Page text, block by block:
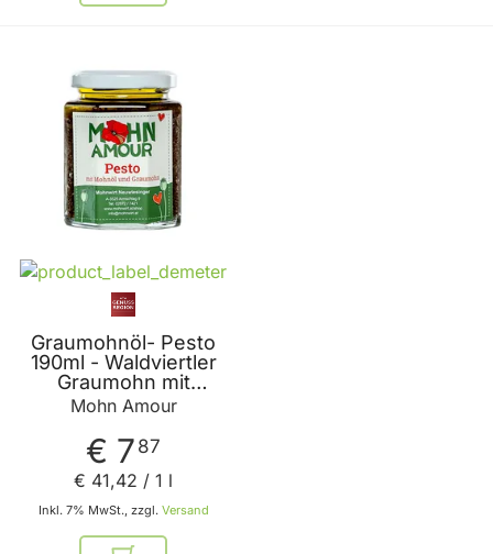
Graumohnöl- Pesto
190ml - Waldviertler
Graumohn mit
Graumohnöl -
Petersilie von Mohn
Amour
Mohn Amour
€ 7 87
Inkl. 7% MwSt., zzgl. Versand
€ 41,42 / 1 l